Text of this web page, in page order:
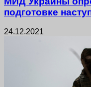
подготовке
24.12.2021